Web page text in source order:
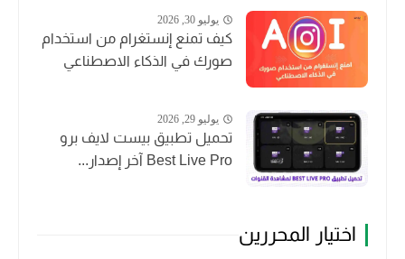
يوليو 30, 2026
كيف تمنع إنستغرام من استخدام
صورك في الذكاء الاصطناعي
يوليو 29, 2026
تحميل تطبيق بيست لايف برو
Best Live Pro آخر إصدار...
اختيار المحررين